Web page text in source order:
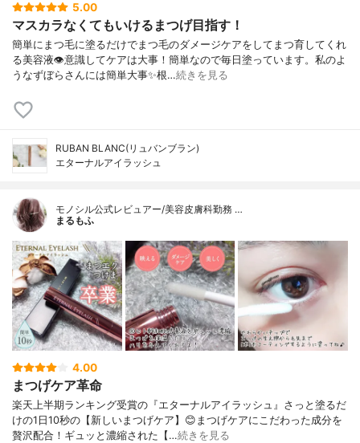
5.00
マスカラなくてもいけるまつげ目指す！
簡単にまつ毛に塗るだけでまつ毛のダメージケアをしてまつ育してくれ
る美容液👁️意識してケアは大事！簡単なので毎日塗っています。私のよ
うなずぼらさんには簡単大事✨根…続きを見る
RUBAN BLANC(リュバンブラン)
エターナルアイラッシュ
モノシル公式レビュアー/美容皮膚科勤務 …
まるもふ
4.00
まつげケア革命
楽天上半期ランキング受賞の『エターナルアイラッシュ』さっと塗るだ
けの1日10秒の【新しいまつげケア】😊まつげケアにこだわった成分を
贅沢配合！ギュッと濃縮された【…続きを見る